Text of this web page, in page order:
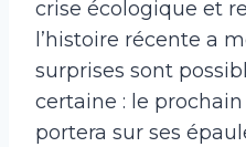
crise écologique et
l’histoire récente a
surprises sont
certaine : le
portera sur ses